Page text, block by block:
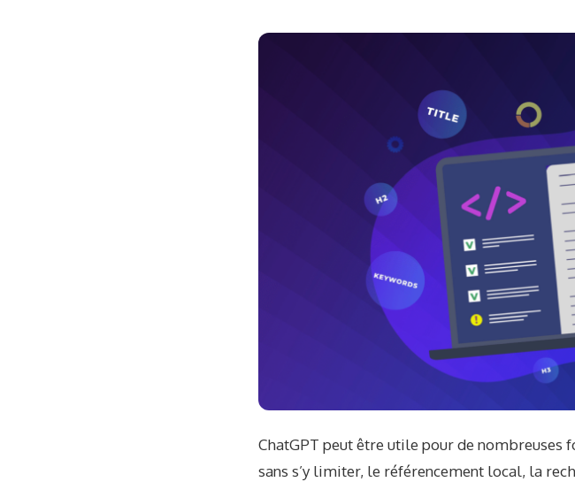
ChatGPT peut être utile pour de nombreuses
sans s’y limiter, le référencement local, la